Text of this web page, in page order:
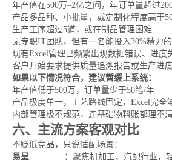
年产值在500万–2亿之间，年订单量超过
产品多品种、小批量，或定制化程度高于
生产工序超过5道，或在制品管理困难
无专职IT团队，但有一名能投入30%精力
现有Excel管理已频繁出现数据错误、进度
客户开始要求提供质量追溯报告或生产进
如果以下情况符合，建议暂缓上系统：
年产值低于500万，订单量少于50笔/年
产品极度单一，工艺路线固定，Excel完全
内部管理极不规范，连基础物料账都理不
六、主流方案客观对比
不贬低竞品，只说适配场景：
易呈
： 聚焦机加工、汽配行业，